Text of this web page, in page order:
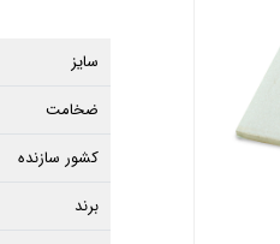
سایز
ضخامت
کشور سازنده
برند